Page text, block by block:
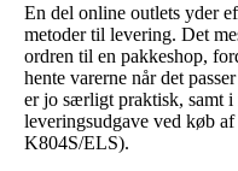
En del online outlets yder
metoder til levering. Det
ordren til en pakkeshop,
hente varerne når det
er jo særligt praktisk, samt
leveringsudgave ved køb
K804S/ELS).